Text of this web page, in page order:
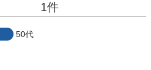
1
50代